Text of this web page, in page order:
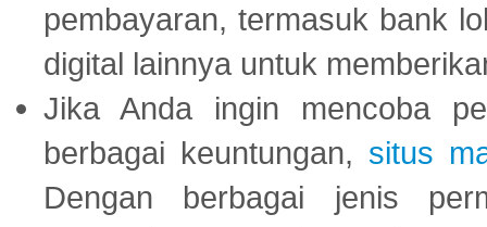
pembayaran, termasuk bank
digital lainnya untuk
Jika Anda ingin mencoba
berbagai keuntungan, situs
Dengan berbagai jenis